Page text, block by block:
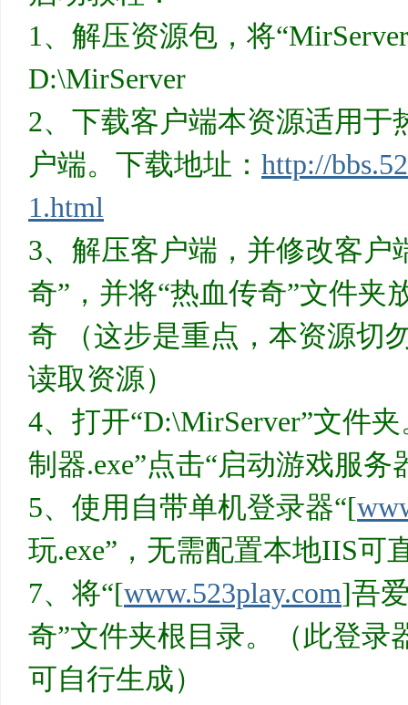
1、解压资源包，将
D:\MirServer
2、下载客户端本资源适用于
户端。下载地址： http://
1.html
3、解压客户端，并修改客户
奇”，并将“热血传奇”文件夹
奇 （这步是重点，本资源切
读取资源）
4、打开“D:\MirServer”文件
制器.exe”点击“启动游戏服务
5、使用自带单机登录器“[
玩.exe”，无需配置本地IIS可
7、将“[www.523play.com]吾
奇”文件夹根目录。（此登录
可自行生成）